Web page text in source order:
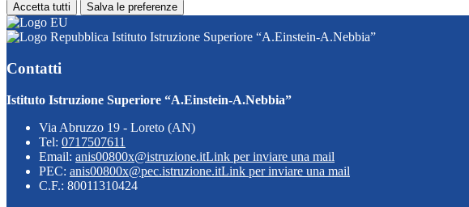
Accetta tutti Salva le preferenze
Istituto Istruzione Superiore “A.Einstein-A.Nebbia”
Contatti
Istituto Istruzione Superiore “A.Einstein-A.Nebbia”
Via Abruzzo 19 - Loreto (AN)
Tel: 0717507611
Email: anis00800x@istruzione.itLink per inviare una mail
PEC: anis00800x@pec.istruzione.itLink per inviare una mail
C.F.: 80011310424